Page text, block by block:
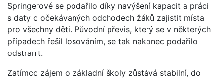
Springerové se podařilo díky navýšení kapacit a práci
s daty o očekávaných odchodech žáků zajistit místa
pro všechny děti. Původní převis, který se v některých
případech řešil losováním, se tak nakonec podařilo
odstranit.
Zatímco zájem o základní školy zůstává stabilní, do